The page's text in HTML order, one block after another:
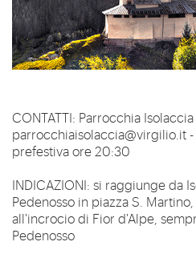
CONTATTI: Parrocchia Isolaccia
parrocchiaisolaccia@virgilio.it
prefestiva ore 20:30
INDICAZIONI: si raggiunge da
Pedenosso in piazza S.
all'incrocio di Fior d'Alpe,
Pedenosso